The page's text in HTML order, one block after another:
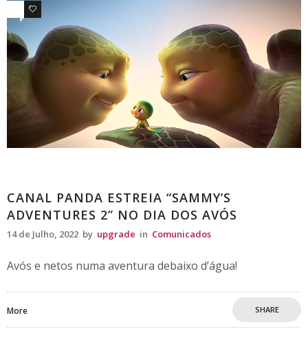
0
CANAL PANDA ESTREIA “SAMMY’S
ADVENTURES 2” NO DIA DOS AVÓS
14 de Julho, 2022 by upgrade in Comunicados
Avós e netos numa aventura debaixo d’água!
More SHARE